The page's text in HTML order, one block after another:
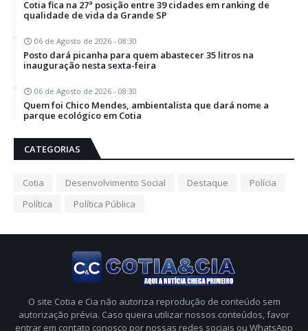
Cotia fica na 27ª posição entre 39 cidades em ranking de
qualidade de vida da Grande SP
06 de Agosto de 2026 - 08:30
Posto dará picanha para quem abastecer 35 litros na
inauguração nesta sexta-feira
06 de Agosto de 2026 - 08:30
Quem foi Chico Mendes, ambientalista que dará nome a
parque ecológico em Cotia
CATEGORIAS
Cotia Desenvolvimento Social Destaque
Polícia
Política
Política Pública
O site Cotia e Cia não autoriza reprodução de conteúdo sem
autorização prévia. Caso queira utilizar nossos conteúdos, favor
entrar em contato conosco por nossas redes sociais ou WhatsApp